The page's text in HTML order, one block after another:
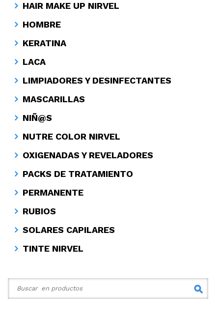
HAIR MAKE UP NIRVEL
HOMBRE
KERATINA
LACA
LIMPIADORES Y DESINFECTANTES
MASCARILLAS
NIÑ@S
NUTRE COLOR NIRVEL
OXIGENADAS Y REVELADORES
PACKS DE TRATAMIENTO
PERMANENTE
RUBIOS
SOLARES CAPILARES
TINTE NIRVEL